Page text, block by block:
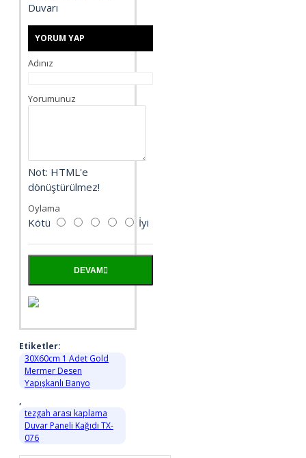
Duvarı
YORUM YAP
Adınız
Yorumunuz
Not: HTML'e
dönüştürülmez!
Oylama
Kötü İyi
DEVAM
Etiketler:
30X60cm 1 Adet Gold
Mermer Desen
Yapışkanlı Banyo
,
tezgah arası kaplama
Duvar Paneli Kağıdı TX-
076